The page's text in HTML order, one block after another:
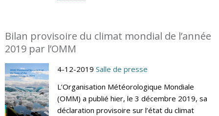
Bilan provisoire du climat mondial de l’année
2019 par l’OMM
4-12-2019 Salle de presse
L’Organisation Météorologique Mondiale
(OMM) a publié hier, le 3 décembre 2019, sa
déclaration provisoire sur l’état du climat